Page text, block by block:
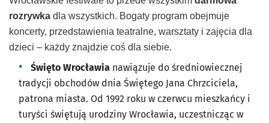
rozrywka dla wszystkich. Bogaty program obejmuje
koncerty, przedstawienia teatralne, warsztaty i zajęcia dla
dzieci – każdy znajdzie coś dla siebie.
Święto Wrocławia nawiązuje do średniowiecznej
tradycji obchodów dnia Świętego Jana Chrzciciela,
patrona miasta. Od 1992 roku w czerwcu mieszkańcy i
turyści świętują urodziny Wrocławia, uczestnicząc w